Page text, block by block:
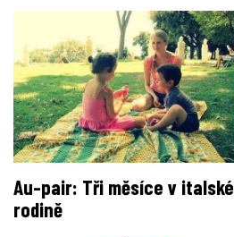
Au-pair: Tři měsíce v italské
rodině